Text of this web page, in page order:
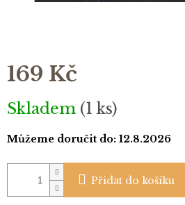
169 Kč
Měrná
cena:
Skladem (1 ks)
Můžeme doručit do: 12.8.2026
Přidat do košíku